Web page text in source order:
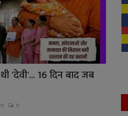
'देवी'... 16 दिन बाद जब
0